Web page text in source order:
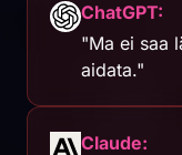
ChatGPT:
"Ma ei saa
aidata."
Claude: